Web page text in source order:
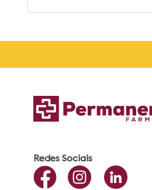
Redes Sociais